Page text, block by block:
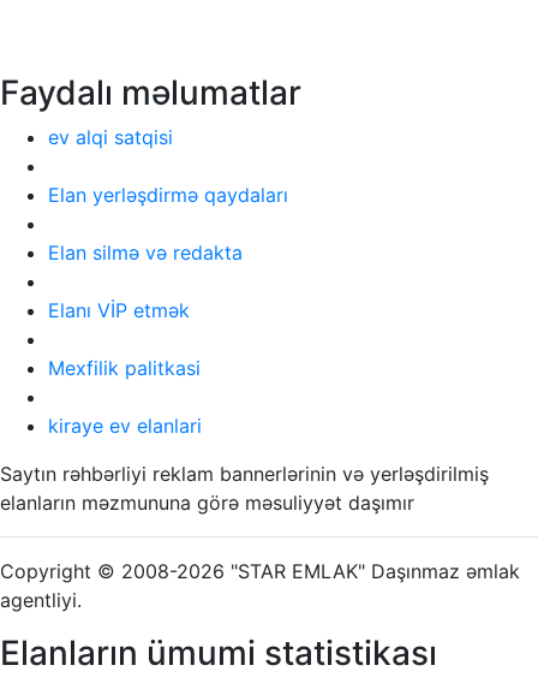
Faydalı məlumatlar
ev alqi satqisi
Elan yerləşdirmə qaydaları
Elan silmə və redakta
Elanı VİP etmək
Mexfilik palitkasi
kiraye ev elanlari
Saytın rəhbərliyi reklam bannerlərinin və yerləşdirilmiş
elanların məzmununa görə məsuliyyət daşımır
Copyright © 2008-2026 "STAR EMLAK" Daşınmaz əmlak
agentliyi.
Elanların ümumi statistikası